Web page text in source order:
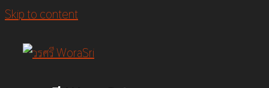
Skip to content